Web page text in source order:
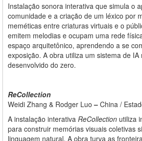
Instalação sonora interativa que simula o
comunidade e a criação de um léxico por
meméticas entre criaturas virtuais e o
emitem melodias e ocupam uma rede
espaço arquitetônico, aprendendo a se
exposição. A obra utiliza um sistema de IA
desenvolvido do zero.
ReCollection
Weidi Zhang & Rodger Luo– China /
A instalação interativa ReCollection utiliza
para construir memórias visuais coletivas
linguagem natural. A obra turva as